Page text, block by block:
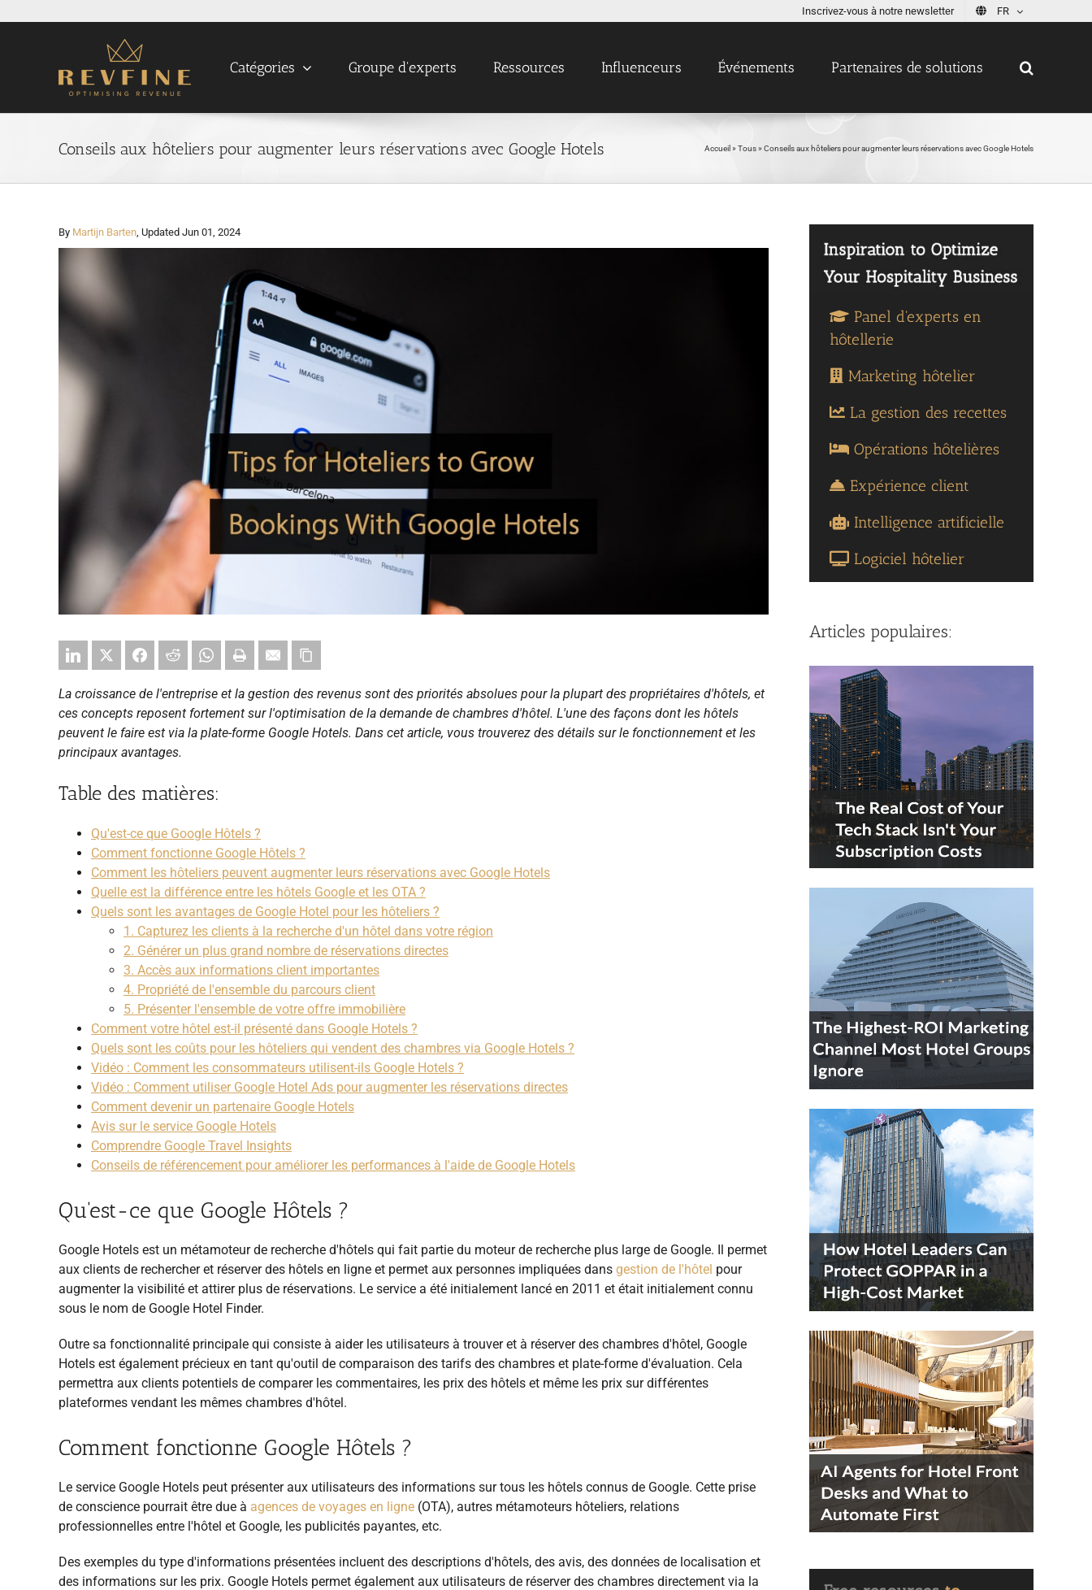
Inscrivez-vous à notre newsletter FR
Catégories Groupe d'experts Ressources Influenceurs Événements Partenaires de solutions
Conseils aux hôteliers pour augmenter leurs réservations avec Google Hotels Accueil » Tous» Conseils aux hôteliers pour augmenter leurs réservations avec Google Hotels
By Martijn Barten, Updated Jun 01, 2024
Image
La croissance de l'entreprise et la gestion des revenus sont des priorités absolues pour la plupart des propriétaires d'hôtels, et
ces concepts reposent fortement sur l'optimisation de la demande de chambres d'hôtel. L'une des façons dont les hôtels
peuvent le faire est via la plate-forme Google Hotels. Dans cet article, vous trouverez des détails sur le fonctionnement et les
principaux avantages.
Table des matières:
Qu'est-ce que Google Hôtels ?
Comment fonctionne Google Hôtels ?
Comment les hôteliers peuvent augmenter leurs réservations avec Google Hotels
Quelle est la différence entre les hôtels Google et les OTA ?
Quels sont les avantages de Google Hotel pour les hôteliers ?
1. Capturez les clients à la recherche d'un hôtel dans votre région
2. Générer un plus grand nombre de réservations directes
3. Accès aux informations client importantes
4. Propriété de l'ensemble du parcours client
5. Présenter l'ensemble de votre offre immobilière
Comment votre hôtel est-il présenté dans Google Hotels ?
Quels sont les coûts pour les hôteliers qui vendent des chambres via Google Hotels ?
Vidéo : Comment les consommateurs utilisent-ils Google Hotels ?
Vidéo : Comment utiliser Google Hotel Ads pour augmenter les réservations directes
Comment devenir un partenaire Google Hotels
Avis sur le service Google Hotels
Comprendre Google Travel Insights
Conseils de référencement pour améliorer les performances à l'aide de Google Hotels
Qu'est-ce que Google Hôtels ?
Google Hotels est un métamoteur de recherche d'hôtels qui fait partie du moteur de recherche plus large de Google. Il permet
aux clients de rechercheret réserver des hôtels en ligne et permet aux personnes impliquées dans gestion de l'hôtel pour
augmenter la visibilité et attirer plus de réservations. Le service a été initialement lancé en 2011 et était initialement connu
sous le nom de Google Hotel Finder.
Outre sa fonctionnalité principale qui consiste à aider les utilisateurs à trouver et à réserver des chambres d'hôtel, Google
Hotels est également précieux en tant qu'outil de comparaison des tarifs des chambres et plate-forme d'évaluation. Cela
permettra aux clients potentiels de comparer les commentaires, les prix des hôtels et même les prix sur différentes
plateformes vendant les mêmes chambres d'hôtel.
Comment fonctionne Google Hôtels ?
Le service Google Hotels peut présenter aux utilisateurs des informations sur tous les hôtels connus de Google. Cette prise
de conscience pourrait être due à agences de voyages en ligne (OTA), autres métamoteurs hôteliers, relations
professionnelles entre l'hôtel et Google, les publicités payantes, etc.
Des exemples du type d'informations présentées incluent des descriptions d'hôtels, des avis, des données de localisation et
des informations sur les prix. Google Hotels permet également aux utilisateurs de réserver des chambres directement via la
Panel d'experts en
hôtellerie
Marketing hôtelier
La gestion des recettes
Opérations hôtelières
Expérience client
Intelligence artificielle
Logiciel hôtelier
Articles populaires: